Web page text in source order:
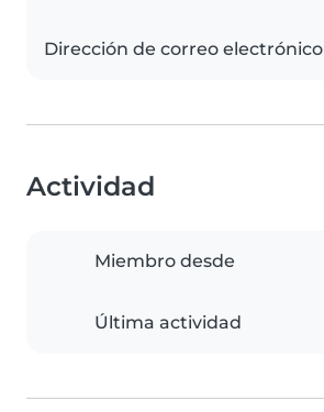
Dirección de correo electrónico
Actividad
Miembro desde
Última actividad